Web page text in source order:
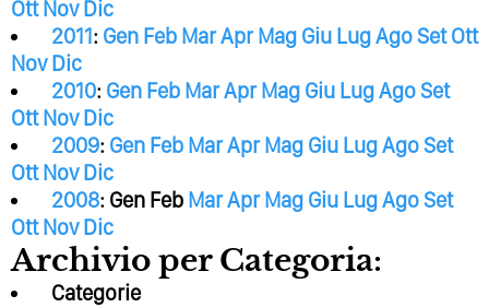
Ott Nov Dic
2011: Gen Feb MarApr Mag Giu LugAgoSet Ott
Nov Dic
2010: Gen Feb MarApr Mag Giu LugAgoSet
Ott Nov Dic
2009: Gen Feb MarApr Mag Giu LugAgoSet
Ott Nov Dic
2008: Gen Feb MarApr Mag Giu LugAgoSet
Ott Nov Dic
Archivio per Categoria:
Categorie